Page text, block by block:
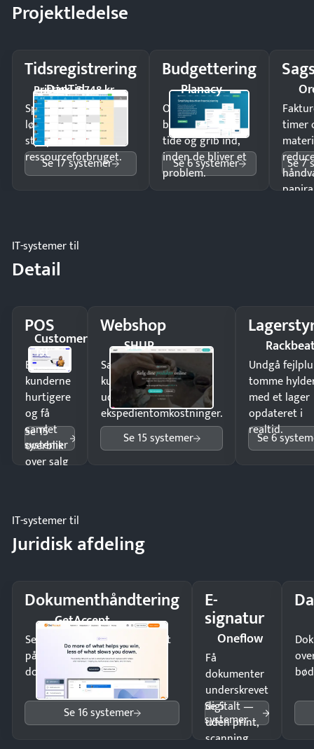
Projektledelse
Tidsregistrering
DanTid
Pristjek: 5.748 kr
Spar tid på
lønberegning og få
styr på
ressourceforbruget.
Se 17 systemer
Budgettering
Planacy
Opdag
budgetafvigelser i
tide og grib ind,
inden de bliver et
problem.
Se 6 systemer
timer
Se 7
IT-systemer til
Detail
POS
Customer
1st
Ekspedér
kunderne
hurtigere
og få
samlet
overblik
over salg
Se 15
systemer
Webshop
SHUP
Sælg produkter 24/7 til
kunder i hele landet
uden
ekspedientomkostninger.
Se 15 systemer
Undgå
tomme
med et lager
opdateret i
realtid.
Se 6
IT-systemer til
Juridisk afdeling
Dokumenthåndtering
GetAccept
Send kontrakter til underskrift
på minutter og mist ingen
dokumenter.
Se 16 systemer
E-
signatur
Oneflow
Få
dokumenter
underskrevet
digitalt —
uden print,
scanning
Se 5
systemer